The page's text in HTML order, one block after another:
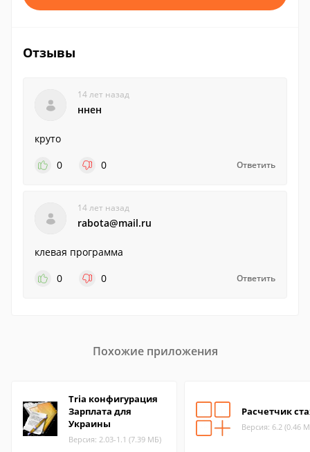
Отзывы
14 лет назад
ннен
круто
0
0 Ответить
14 лет назад
rabota@mail.ru
клевая программа
0
0 Ответить
Похожие приложения
Tria конфигурация
Зарплата для
Украины
Версия: 2.03-1.1 (7.39 МБ)
Расчетчик
Версия: 6.2 (0.46